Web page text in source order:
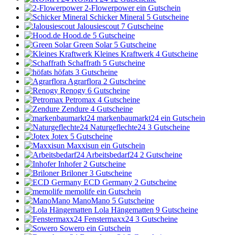
2-Flowerpowerein Gutschein
Schicker Mineral 5 Gutscheine
Jalousiescout 7 Gutscheine
Hood.de 5 Gutscheine
Green Solar 5 Gutscheine
Kleines Kraftwerk 4 Gutscheine
Schaffrath 5 Gutscheine
höfats 3 Gutscheine
Agrarflora 2 Gutscheine
Renogy 6 Gutscheine
Petromax 4 Gutscheine
Zendure 4 Gutscheine
markenbaumarkt24 ein Gutschein
Naturgeflechte24 3 Gutscheine
Jotex 5 Gutscheine
Maxxisun ein Gutschein
Arbeitsbedarf24 2 Gutscheine
Inhofer 2 Gutscheine
Briloner3 Gutscheine
ECD Germany 2 Gutscheine
memolife ein Gutschein
ManoMano 5 Gutscheine
Lola Hängematten 9 Gutscheine
Fenstermaxx24 3 Gutscheine
Sowero ein Gutschein